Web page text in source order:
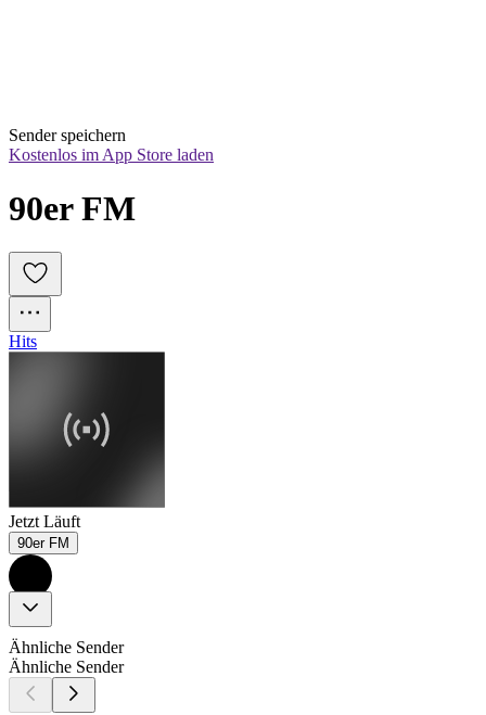
Sender speichern
Kostenlos im App Store laden
90er FM
Hits
Jetzt Läuft
90er FM
Ähnliche Sender
Ähnliche Sender